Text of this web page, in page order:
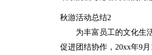
秋游活动总结2
为丰富员工的文化生
促进团结协作，20xx年9